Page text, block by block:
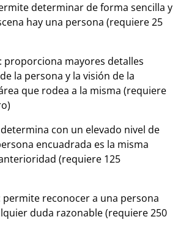
determinar de forma sencilla y
hay una persona (requiere 25
: proporciona mayores detalles
la persona y la visión de la
que rodea a la misma (requiere
con un elevado nivel de
encuadrada es la misma
(requiere 125
permite reconocer a una persona
duda razonable (requiere 250